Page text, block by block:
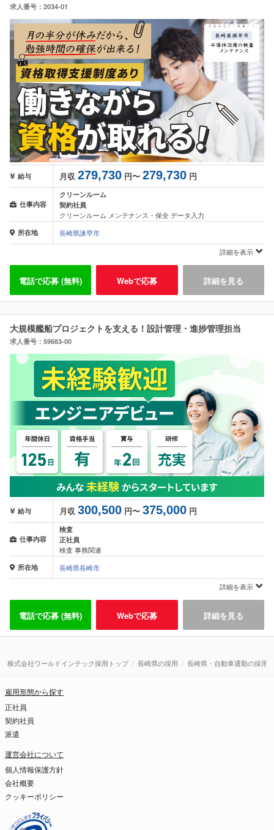
求人番号：2034-01
給与 月収 279,730 円〜 279,730 円
仕事内容
クリーンルーム
契約社員
クリーンルーム メンテナンス・保全 データ入力
所在地
長崎県諫早市
詳細を表示
電話で応募 (無料) Webで応募 詳細を見る
大規模艦船プロジェクトを支える！設計管理・進捗管理担当
求人番号：59683-00
給与 月収 300,500 円〜 375,000 円
仕事内容
検査
正社員
検査 事務関連
所在地
長崎県長崎市
詳細を表示
電話で応募 (無料) Webで応募 詳細を見る
株式会社ワールドインテック採用トップ 長崎県の採用 長崎県・自動車通勤の採用
雇用形態から探す
正社員
契約社員
派遣
運営会社について
個人情報保護方針
会社概要
クッキーポリシー